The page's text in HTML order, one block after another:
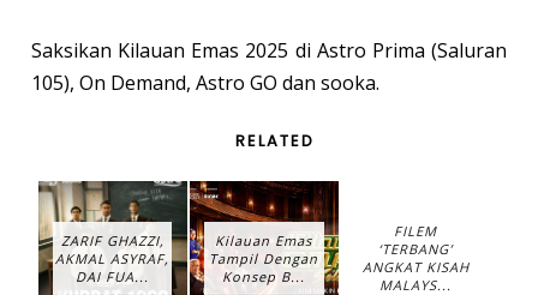
Saksikan Kilauan Emas 2025 di Astro Prima (Saluran
105), On Demand, Astro GO dan sooka.
RELATED
ZARIF GHAZZI,
AKMAL ASYRAF,
DAI FUA...
Kilauan Emas
Tampil Dengan
Konsep B...
FILEM
‘TERBANG’
ANGKAT KISAH
MALAYS...